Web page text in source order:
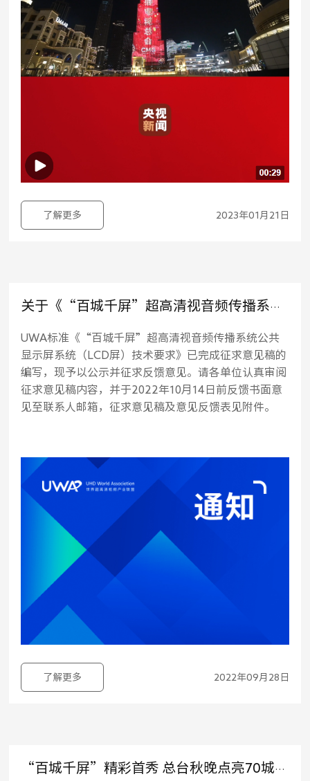
了解更多 2023年01月21日
关于《“百城千屏”超高清视音频传播系统公共显示屏系统（LCD屏）技术要求》（征求意见稿）公示的通知
UWA标准《“百城千屏”超高清视音频传播系统公共
显示屏系统（LCD屏）技术要求》已完成征求意见稿的
编写，现予以公示并征求反馈意见。请各单位认真审阅
征求意见稿内容，并于2022年10月14日前反馈书面意
见至联系人邮箱，征求意见稿及意见反馈表见附件。
了解更多 2022年09月28日
“百城千屏”精彩首秀 总台秋晚点亮70城市街头